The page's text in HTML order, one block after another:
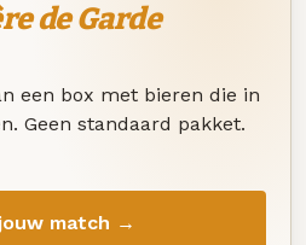
de Garde
een box met bieren die in
Geen standaard pakket.
match →